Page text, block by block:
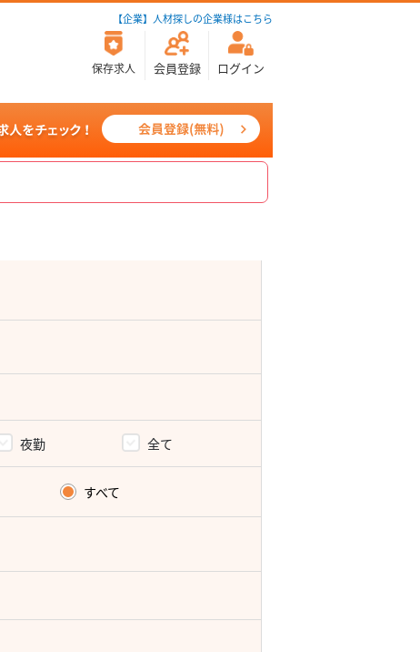
【企業】人材探しの企業様はこちら
保存求人 会員登録 ログイン
夜勤 全て
すべて